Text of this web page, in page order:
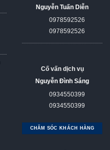
Nguyễn Tuấn Diễn
0978592526
0978592526
Cố vấn dịch vụ
Nguyễn Đình Sáng
0934550399
0934550399
CHĂM SÓC KHÁCH HÀNG